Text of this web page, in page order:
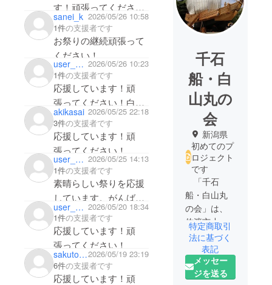
す！頑張ってくださ
い！
sanei_k 2026/05/26 10:58
1件の支援者です
お祭りの継続頑張って
ください！
user_0c78daf3a6c4 2026/05/26 10:23
1件の支援者です
応援しています！頑
張ってください！白山
丸まつり楽しみにして
います。
akikasai 2026/05/25 22:18
3件の支援者です
応援しています！頑
張ってください！
user_d49835dbcfb4 2026/05/25 14:13
1件の支援者です
素晴らしい祭りを応援
しています。がんばっ
てください。参加した
いと思います。よろし
くお願いします。
user_7fbc3ce19544 2026/05/20 18:34
1件の支援者です
応援しています！頑
張ってください！
sakuto252026/05/19 23:19
6件の支援者です
応援しています！頑
千石
船・白
山丸の
会
新潟県
初めてのプ
ロジェクト
です
「千石
船・白山丸
の会」は、
佐渡市小木
にある実物
大の復元千
石船「白山
丸」を守
特定商取引
法に基づく
表記
メッセー
ジを送る